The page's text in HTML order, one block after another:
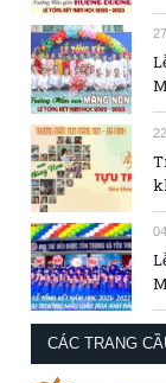
CÁC TRANG